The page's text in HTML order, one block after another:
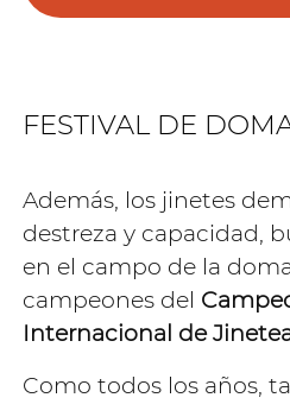
FESTIVAL DE
Además, los jinetes
destreza y capacidad,
en el campo de la
campeones del
Internacional de
Como todos los años,